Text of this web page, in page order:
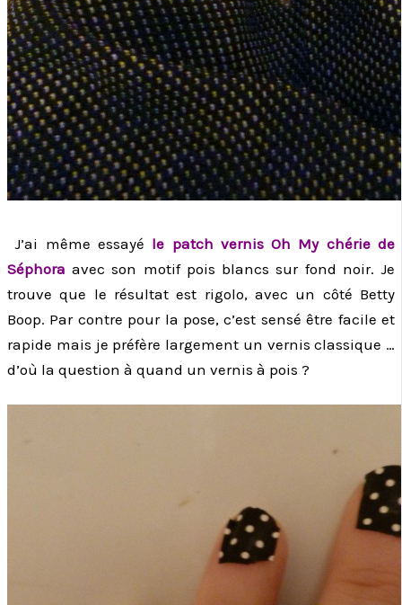
J’ai même essayé le patch vernis Oh My chérie de
Séphora avec son motif pois blancs sur fond noir. Je
trouve que le résultat est rigolo, avec un côté Betty
Boop. Par contre pour la pose, c’est sensé être facile et
rapide mais je préfère largement un vernis classique …
d’où la question à quand un vernis à pois ?